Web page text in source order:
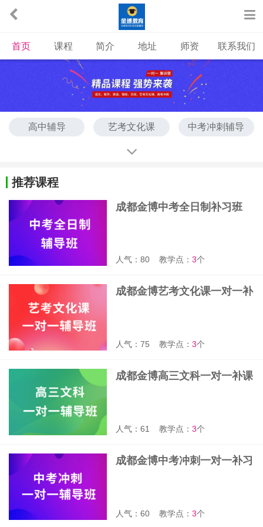
首页 课程 简介 地址 师资 联系我们
高中辅导 艺考文化课 中考冲刺辅导
中考全日制班
推荐课程
成都金博中考全日制补习班
人气：80 教学点：3个
成都金博艺考文化课一对一补
人气：75 教学点：3个
成都金博高三文科一对一补课
人气：61 教学点：3个
成都金博中考冲刺一对一补习
人气：60 教学点：3个